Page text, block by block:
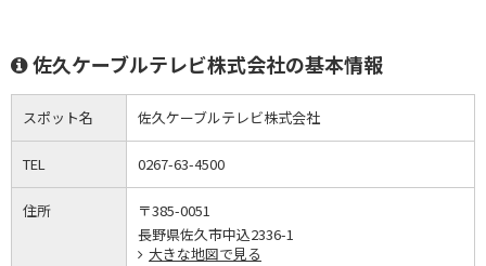
佐久ケーブルテレビ株式会社の基本情報
スポット名 佐久ケーブルテレビ株式会社
TEL 0267-63-4500
住所
〒385-0051
長野県佐久市中込2336-1
大きな地図で見る